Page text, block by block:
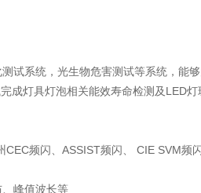
试系统，光生物危害测试等系统，能
灯具灯泡相关能效寿命检测及LED灯
频闪、ASSIST频闪、 CIE SVM频
峰值波长等